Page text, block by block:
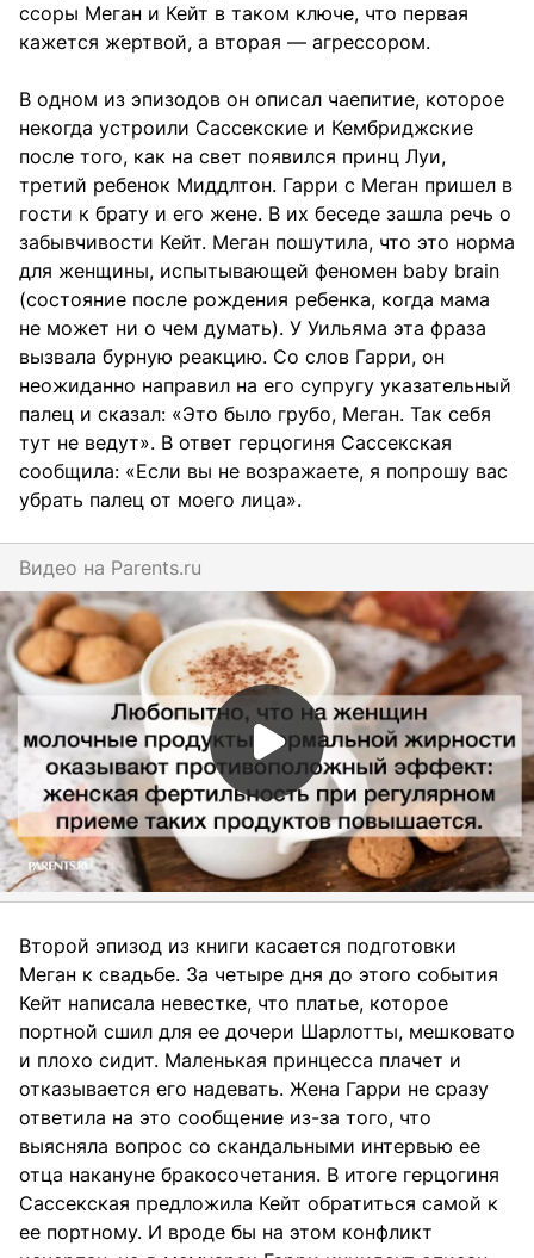
ссоры Меган и Кейт в таком ключе, что первая
кажется жертвой, а вторая — агрессором.
В одном из эпизодов он описал чаепитие, которое
некогда устроили Сассекские и Кембриджские
после того, как на свет появился принц Луи,
третий ребенок Миддлтон. Гарри с Меган пришел в
гости к брату и его жене. В их беседе зашла речь о
забывчивости Кейт. Меган пошутила, что это норма
для женщины, испытывающей феномен baby brain
(состояние после рождения ребенка, когда мама
не может ни о чем думать). У Уильяма эта фраза
вызвала бурную реакцию. Со слов Гарри, он
неожиданно направил на его супругу указательный
палец и сказал: «Это было грубо, Меган. Так себя
тут не ведут». В ответ герцогиня Сассекская
сообщила: «Если вы не возражаете, я попрошу вас
убрать палец от моего лица».
Видео на parents.ru
Второй эпизод из книги касается подготовки
Меган к свадьбе. За четыре дня до этого события
Кейт написала невестке, что платье, которое
портной сшил для ее дочери Шарлотты, мешковато
и плохо сидит. Маленькая принцесса плачет и
отказывается его надевать. Жена Гарри не сразу
ответила на это сообщение из-за того, что
выясняла вопрос со скандальными интервью ее
отца накануне бракосочетания. В итоге герцогиня
Сассекская предложила Кейт обратиться самой к
ее портному. И вроде бы на этом конфликт